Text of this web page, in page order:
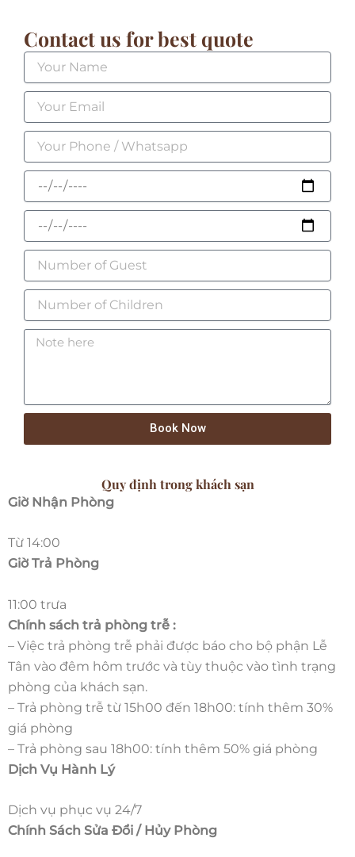
Contact us for best quote
Book Now
Quy định trong khách sạn
Giờ Nhận Phòng
Từ 14:00
Giờ Trả Phòng
11:00 trưa
Chính sách trả phòng trễ :
– Việc trả phòng trễ phải được báo cho bộ phận Lễ
Tân vào đêm hôm trước và tùy thuộc vào tình trạng
phòng của khách sạn.
– Trả phòng trễ từ 15h00 đến 18h00: tính thêm 30%
giá phòng
– Trả phòng sau 18h00: tính thêm 50% giá phòng
Dịch Vụ Hành Lý
Dịch vụ phục vụ 24/7
Chính Sách Sửa Đổi / Hủy Phòng